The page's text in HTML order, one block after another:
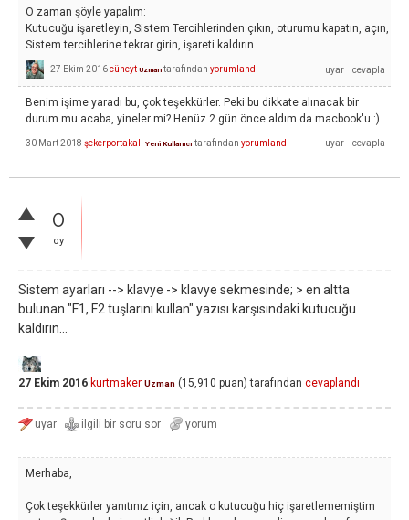
O zaman şöyle yapalım:
Kutucuğu işaretleyin, Sistem Tercihlerinden çıkın, oturumu kapatın, açın,
Sistem tercihlerine tekrar girin, işareti kaldırın.
27 Ekim 2016cüneyt Uzman tarafından yorumlandı
Benim işime yaradı bu, çok teşekkürler. Peki bu dikkate alınacak bir
durum mu acaba, yineler mi? Henüz 2 gün önce aldım da macbook'u :)
30 Mart 2018 şekerportakalı Yeni Kullanıcı tarafından yorumlandı
0
oy
Sistem ayarları --> klavye -> klavye sekmesinde; > en altta
bulunan "F1, F2 tuşlarını kullan" yazısı karşısındaki kutucuğu
kaldırın...
27 Ekim 2016 kurtmaker Uzman (15,910 puan) tarafından cevaplandı
Merhaba,
Çok teşekkürler yanıtınız için, ancak o kutucuğu hiç işaretlememiştim